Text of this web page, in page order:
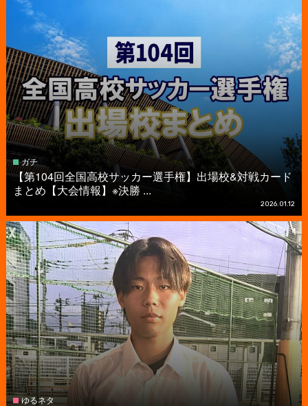
ガチ
【第104回全国高校サッカー選手権】出場校&対戦カード
まとめ【大会情報】※決勝 ...
2026.01.12
ゆるネタ